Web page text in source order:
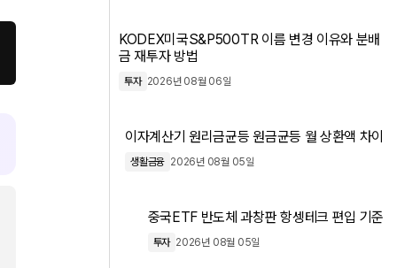
KODEX미국S&P500TR 이름 변경 이유와 분배
금 재투자 방법
투자 2026년 08월 06일
이자계산기 원리금균등 원금균등 월 상환액 차이
생활금융 2026년 08월 05일
중국ETF 반도체 과창판 항셍테크 편입 기준
투자 2026년 08월 05일